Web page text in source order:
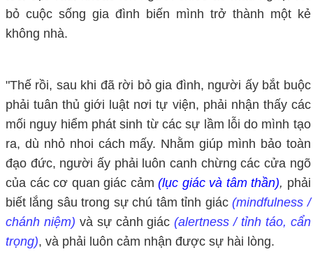
bỏ cuộc sống gia đình biến mình trở thành một kẻ
không nhà.
"Thế rồi, sau khi đã rời bỏ gia đình, người ấy bắt buộc
phải tuân thủ giới luật nơi tự viện, phải nhận thấy các
mối nguy hiểm phát sinh từ các sự lầm lỗi do mình tạo
ra, dù nhỏ nhoi cách mấy. Nhằm giúp mình bảo toàn
đạo đức, người ấy phải luôn canh chừng các cửa ngõ
của các cơ quan giác cảm(lục giác và tâm thần), phải
biết lắng sâu trong sự chú tâm tỉnh giác(mindfulness /
chánh niệm) và sự cảnh giác(alertness / tỉnh táo, cẩn
trọng), và phải luôn cảm nhận được sự hài lòng.